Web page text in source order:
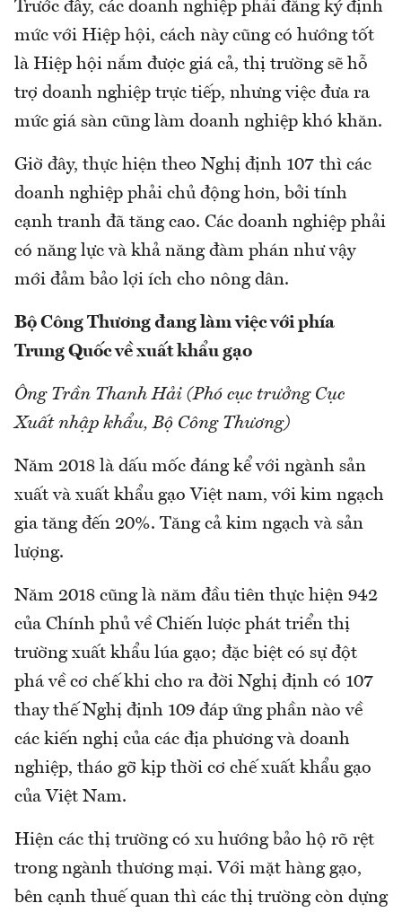
Trước đây, các doanh nghiệp phải đăng ký định
mức với Hiệp hội, cách này cũng có hướng tốt
là Hiệp hội nắm được giá cả, thị trường sẽ hỗ
trợ doanh nghiệp trực tiếp, nhưng việc đưa ra
mức giá sàn cũng làm doanh nghiệp khó khăn.
Giờ đây, thực hiện theo Nghị định 107 thì các
doanh nghiệp phải chủ động hơn, bởi tính
cạnh tranh đã tăng cao. Các doanh nghiệp phải
có năng lực và khả năng đàm phán như vậy
mới đảm bảo lợi ích cho nông dân.
Bộ Công Thương đang làm việc với phía
Trung Quốc về xuất khẩu gạo
Ông Trần Thanh Hải (Phó cục trưởng Cục
Xuất nhập khẩu, Bộ Công Thương)
Năm 2018 là dấu mốc đáng kể với ngành sản
xuất và xuất khẩu gạo Việt nam, với kim ngạch
gia tăng đến 20%. Tăng cả kim ngạch và sản
lượng.
Năm 2018 cũng là năm đầu tiên thực hiện 942
của Chính phủ về Chiến lược phát triển thị
trường xuất khẩu lúa gạo; đặc biệt có sự đột
phá về cơ chế khi cho ra đời Nghị định có 107
thay thế Nghị định 109 đáp ứng phần nào về
các kiến nghị của các địa phương và doanh
nghiệp, tháo gỡ kịp thời cơ chế xuất khẩu gạo
của Việt Nam.
Hiện các thị trường có xu hướng bảo hộ rõ rệt
trong ngành thương mại. Với mặt hàng gạo,
bên cạnh thuế quan thì các thị trường còn dựng